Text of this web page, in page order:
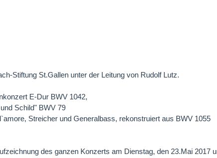
Stiftung St.Gallen unter der Leitung von Rudolf Lutz.
E-Dur BWV 1042,
Schild" BWV 79
Streicher und Generalbass, rekonstruiert aus BWV 1055
des ganzen Konzerts am Dienstag, den 23.Mai 2017